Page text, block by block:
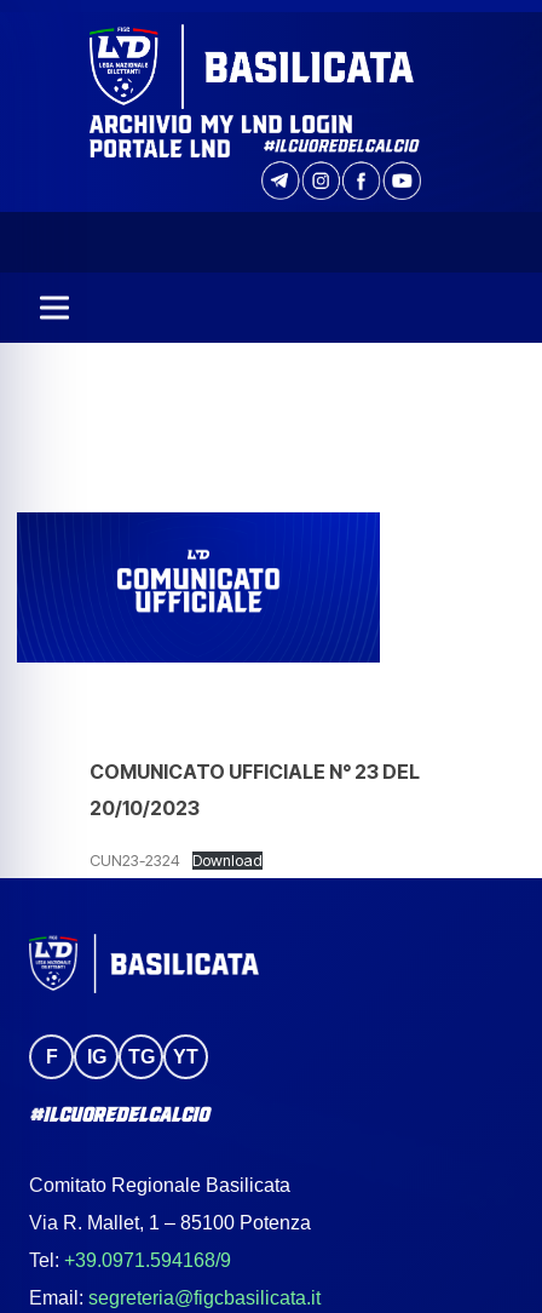
COMUNICATO UFFICIALE N° 23 DEL
20/10/2023
CUN23-2324 Download
F IG TG YT
#IlCuoreDelCalcio
Comitato Regionale Basilicata
Via R. Mallet, 1 – 85100 Potenza
Tel: +39.0971.594168/9
Email: segreteria@figcbasilicata.it